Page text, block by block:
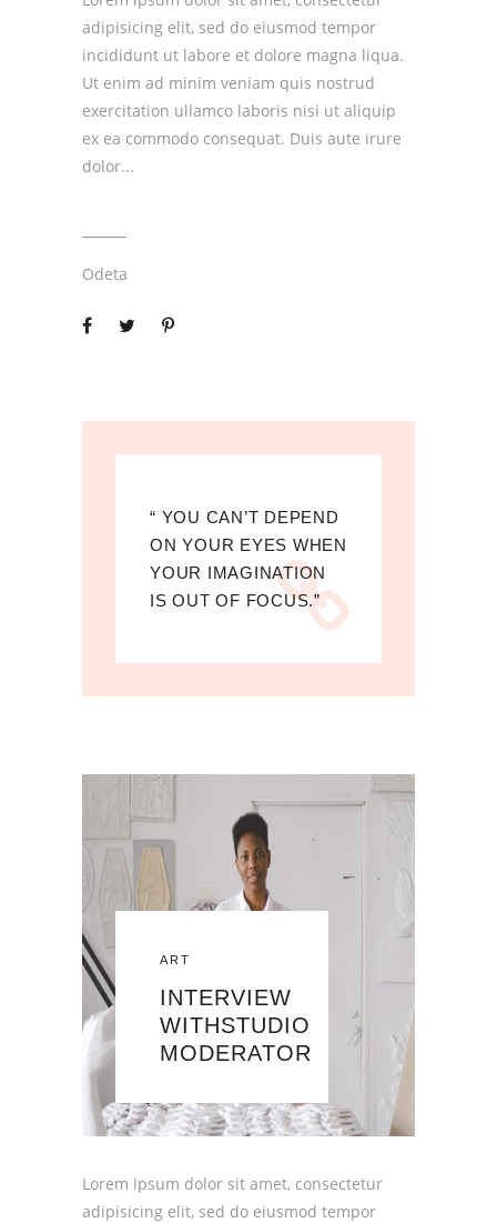
adipisicing elit, sed do eiusmod tempor
incididunt ut labore et dolore magna liqua.
Ut enim ad minim veniam quis nostrud
exercitation ullamco laboris nisi ut aliquip
ex ea commodo consequat. Duis aute irure
dolor
Odeta
“ YOU CAN’T DEPEND
ON YOUR EYES WHEN
YOUR IMAGINATION
IS OUT OF FOCUS.”
ART
INTERVIEW
WITHSTUDIO
MODERATOR
Lorem ipsum dolor sit amet, consectetur
adipisicing elit, sed do eiusmod tempor